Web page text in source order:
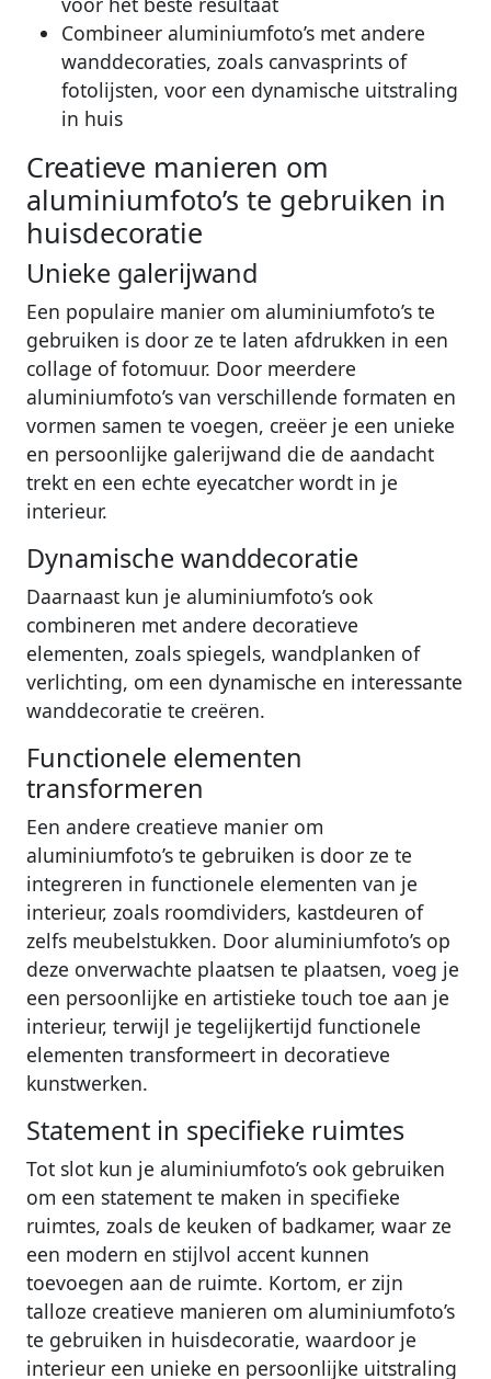
Combineer aluminiumfoto’s met andere
wanddecoraties, zoals canvasprints of
fotolijsten, voor een dynamische uitstraling
in huis
Creatieve manieren om
aluminiumfoto’s te gebruiken in
huisdecoratie
Unieke galerijwand
Een populaire manier om aluminiumfoto’s te
gebruiken is door ze te laten afdrukken in een
collage of fotomuur. Door meerdere
aluminiumfoto’s van verschillende formaten en
vormen samen te voegen, creëer je een unieke
en persoonlijke galerijwand die de aandacht
trekt en een echte eyecatcher wordt in je
interieur.
Dynamische wanddecoratie
Daarnaast kun je aluminiumfoto’s ook
combineren met andere decoratieve
elementen, zoals spiegels, wandplanken of
verlichting, om een dynamische en interessante
wanddecoratie te creëren.
Functionele elementen
transformeren
Een andere creatieve manier om
aluminiumfoto’s te gebruiken is door ze te
integreren in functionele elementen van je
interieur, zoals roomdividers, kastdeuren of
zelfs meubelstukken. Door aluminiumfoto’s op
deze onverwachte plaatsen te plaatsen, voeg je
een persoonlijke en artistieke touch toe aan je
interieur, terwijl je tegelijkertijd functionele
elementen transformeert in decoratieve
kunstwerken.
Statement in specifieke ruimtes
Tot slot kun je aluminiumfoto’s ook gebruiken
om een statement te maken in specifieke
ruimtes, zoals de keuken of badkamer, waar ze
een modern en stijlvol accent kunnen
toevoegen aan de ruimte. Kortom, er zijn
talloze creatieve manieren om aluminiumfoto’s
te gebruiken in huisdecoratie, waardoor je
interieur een unieke en persoonlijke uitstraling